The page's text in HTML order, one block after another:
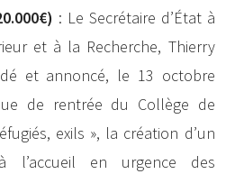
: Le Secrétaire d’État à
et à la Recherche, Thierry
et annoncé, le 13 octobre
de rentrée du Collège de
exils », la création d’un
l’accueil en urgence des